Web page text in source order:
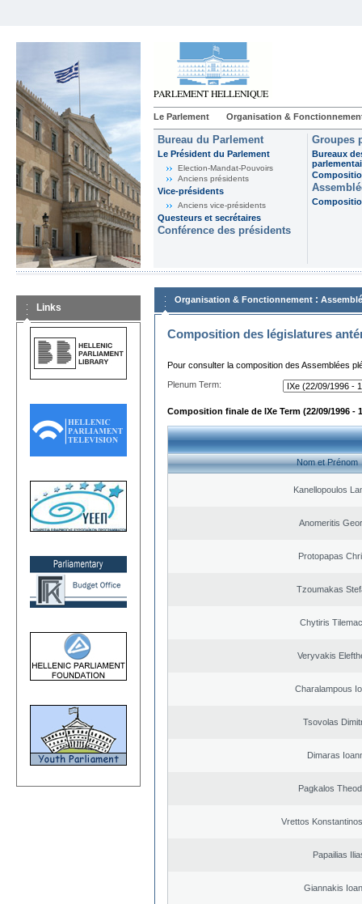
Le Parlement Organisation &
Bureau du Parlement
Le Président du Parlement
Election-Mandat-Pouvoirs
Anciens présidents
Vice-présidents
Anciens vice-présidents
Questeurs et secrétaires
Conférence des présidents
Groupes
Bureaux
Links
Organisation & Fonctionnement :
Composition des législatures
Pour consulter la composition des Assemblées
Plenum Term:
Composition finale de IXe Term (22/09/1996 -
Nom et Prénom
Kanellopoulos
Anomeritis
Protopapas
Tzoumakas
Chytiris
Veryvakis
Charalampous
Tsovolas
Dimaras
Pagkalos
Vrettos
Papailias
Giannakis